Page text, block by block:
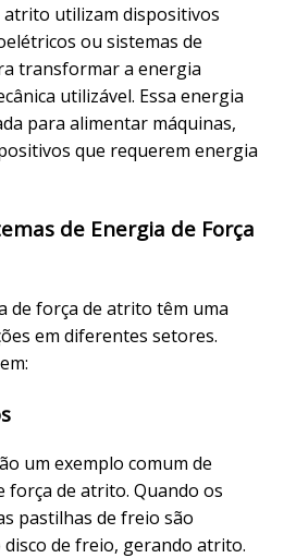
atrito utilizam dispositivos
ou sistemas de
transformar a energia
utilizável. Essa energia
para alimentar máquinas,
que requerem energia
de Energia de Força
de força de atrito têm uma
em diferentes setores.
um exemplo comum de
força de atrito. Quando os
pastilhas de freio são
de freio, gerando atrito.